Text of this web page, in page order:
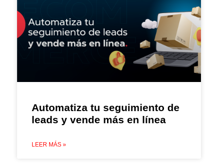
Automatiza tu seguimiento de
leads y vende más en línea
LEER MÁS »